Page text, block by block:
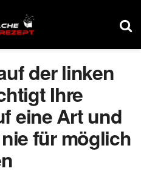
der linken
Ihre
eine Art und
für möglich